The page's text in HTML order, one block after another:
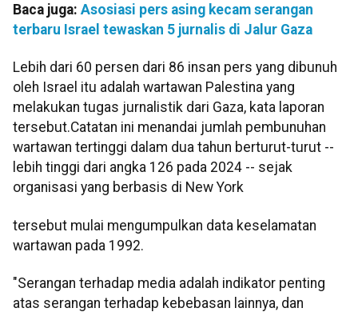
Baca juga: Asosiasi pers asing kecam serangan
terbaru Israel tewaskan 5 jurnalis di Jalur Gaza
Lebih dari 60 persen dari 86 insan pers yang dibunuh
oleh Israel itu adalah wartawan Palestina yang
melakukan tugas jurnalistik dari Gaza, kata laporan
tersebut.Catatan ini menandai jumlah pembunuhan
wartawan tertinggi dalam dua tahun berturut-turut --
lebih tinggi dari angka 126 pada 2024 -- sejak
organisasi yang berbasis di New York
tersebut mulai mengumpulkan data keselamatan
wartawan pada 1992.
"Serangan terhadap media adalah indikator penting
atas serangan terhadap kebebasan lainnya, dan